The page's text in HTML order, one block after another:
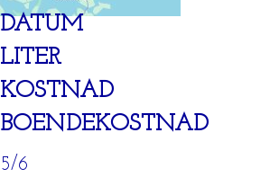
DATUM
LITER
KOSTNAD
BOENDEKOSTNAD
5/6